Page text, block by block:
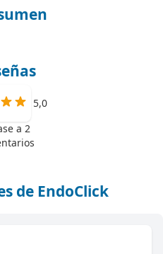
5,0
a 2
de EndoClick